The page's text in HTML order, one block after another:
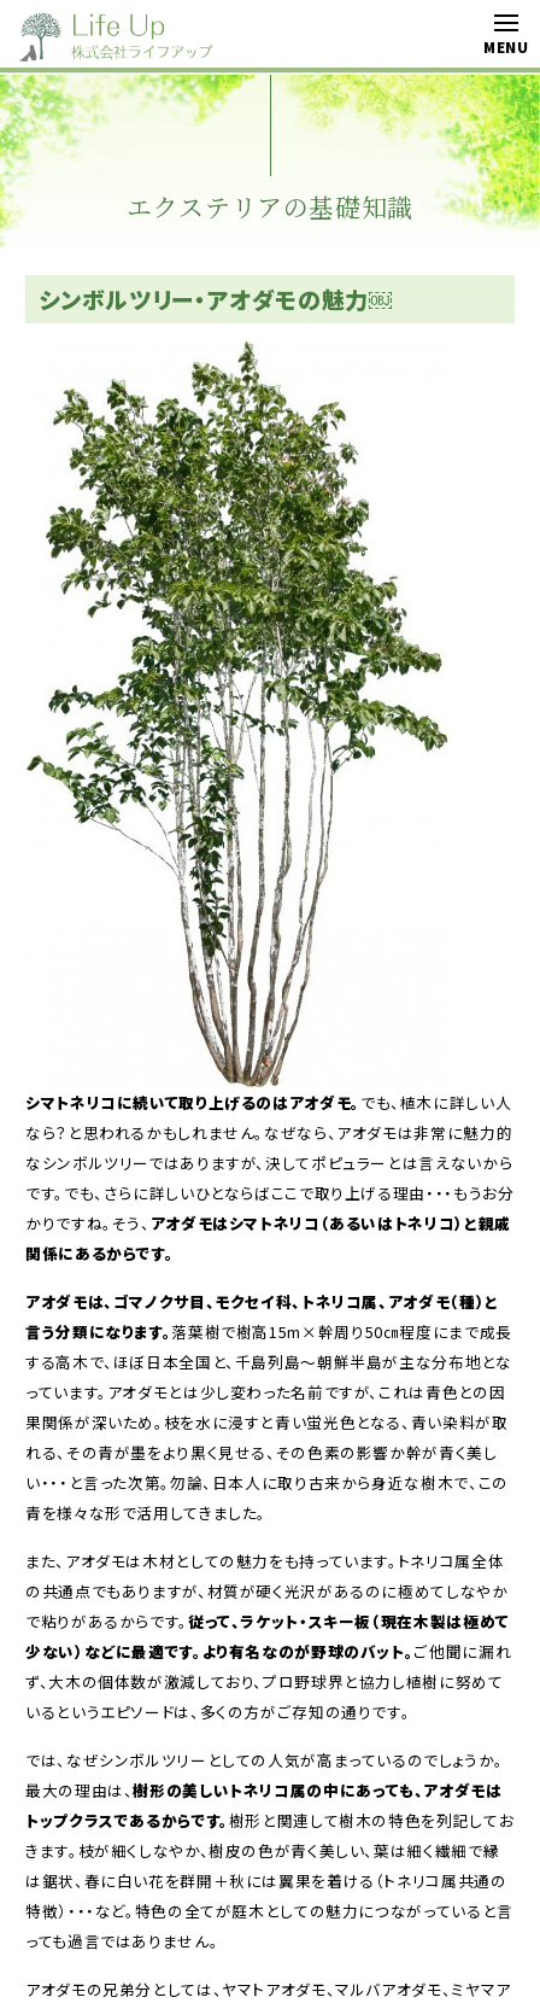
エクステリアの基礎知識
シンボルツリー・アオダモの魅力￼
シマトネリコに続いて取り上げるのはアオダモ。 でも、植木に詳しい人
なら？と思われるかもしれません。なぜなら、アオダモは非常に魅力的
なシンボルツリーではありますが、決してポピュラーとは言えないから
です。でも、さらに詳しいひとならばここで取り上げる理由・・・もうお分
かりですね。そう、 アオダモはシマトネリコ（あるいはトネリコ）と親戚
関係にあるからです。
アオダモは、ゴマノクサ目、モクセイ科、トネリコ属、アオダモ（種）と
言う分類になります。 落葉樹で樹高15m×幹周り50㎝程度にまで成長
する高木で、ほぼ日本全国と、千島列島～朝鮮半島が主な分布地とな
っています。アオダモとは少し変わった名前ですが、これは青色との因
果関係が深いため。枝を水に浸すと青い蛍光色となる、青い染料が取
れる、その青が墨をより黒く見せる、その色素の影響か幹が青く美し
い・・・と言った次第。勿論、日本人に取り古来から身近な樹木で、この
青を様々な形で活用してきました。
また、アオダモは木材としての魅力をも持っています。トネリコ属全体
の共通点でもありますが、材質が硬く光沢があるのに極めてしなやか
で粘りがあるからです。 従って、ラケット・スキー板（現在木製は極めて
少ない）などに最適です。より有名なのが野球のバット。 ご他聞に漏れ
ず、大木の個体数が激減しており、プロ野球界と協力し植樹に努めて
いるというエピソードは、多くの方がご存知の通りです。
では、なぜシンボルツリーとしての人気が高まっているのでしょうか。
最大の理由は、樹形の美しいトネリコ属の中にあっても、アオダモは
トップクラスであるからです。 樹形と関連して樹木の特色を列記してお
きます。枝が細くしなやか、樹皮の色が青く美しい、葉は細く繊細で縁
は鋸状、春に白い花を群開＋秋には翼果を着ける（トネリコ属共通の
特徴）・・・など。特色の全てが庭木としての魅力につながっていると言
っても過言ではありません。
アオダモの兄弟分としては、ヤマトアオダモ、マルバアオダモ、ミヤマア